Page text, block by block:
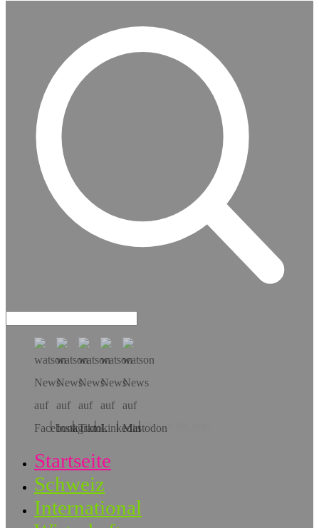
Hol dir die App!
Startseite
Schweiz
International